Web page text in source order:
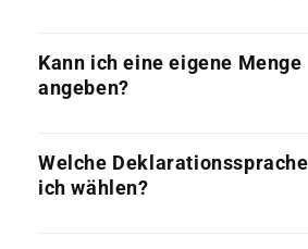
Kann ich eine eigene Menge
angeben?
Welche
ich wählen?